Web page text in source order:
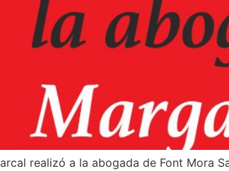
realizó a la abogada de Font Mora